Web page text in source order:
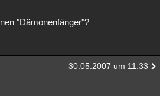
"Dämonenfänger"?
30.05.2007 um 11:33